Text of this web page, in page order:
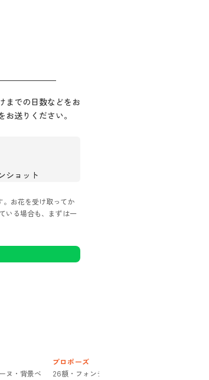
までの日数などをお
送りください。
ショット
お花を受け取ってか
いる場合も、まずは一
ヌ・背景ベ
プロポーズ
26額・フォンテーヌ・背景ピ